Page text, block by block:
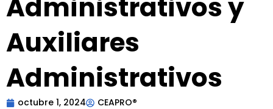
Administrativos y
Auxiliares
Administrativos
octubre 1, 2024 CEAPRO®